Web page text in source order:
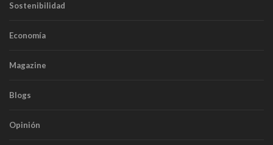
Sostenibilidad
Economía
Magazine
Blogs
Opinión